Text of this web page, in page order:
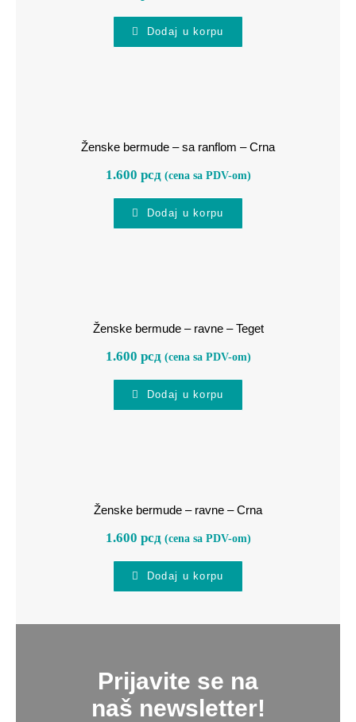
Dodaj u korpu
Ženske bermude – sa ranflom – Crna
1.600 рсд (cena sa PDV-om)
Dodaj u korpu
Ženske bermude – ravne – Teget
1.600 рсд (cena sa PDV-om)
Dodaj u korpu
Ženske bermude – ravne – Crna
1.600 рсд (cena sa PDV-om)
Dodaj u korpu
Prijavite se na
naš newsletter!